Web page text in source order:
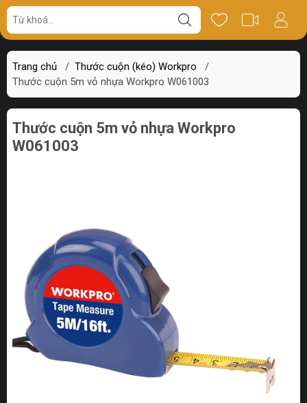
Trang chủ / Thước cuộn (kéo) Workpro
/
Thước cuộn 5m vỏ nhựa Workpro W061003
Giá bán Thông số Review
Thước cuộn 5m vỏ nhựa Workpro
W061003